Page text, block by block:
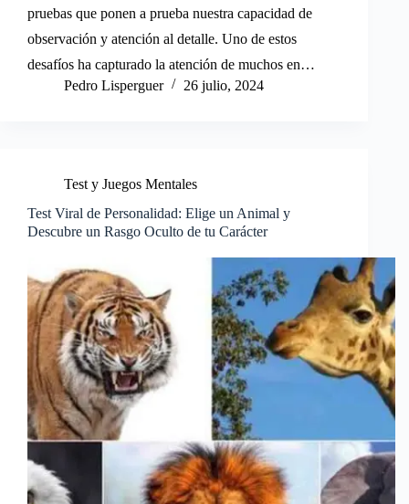
pruebas que ponen a prueba nuestra capacidad de
observación y atención al detalle. Uno de estos
desafíos ha capturado la atención de muchos en…
Pedro Lisperguer
26 julio, 2024
Test y Juegos Mentales
Test Viral de Personalidad: Elige un Animal y
Descubre un Rasgo Oculto de tu Carácter